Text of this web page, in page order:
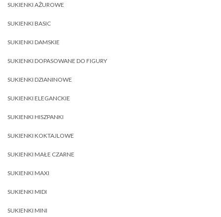
SUKIENKI AŻUROWE
SUKIENKI BASIC
SUKIENKI DAMSKIE
SUKIENKI DOPASOWANE DO FIGURY
SUKIENKI DZIANINOWE
SUKIENKI ELEGANCKIE
SUKIENKI HISZPANKI
SUKIENKI KOKTAJLOWE
SUKIENKI MAŁE CZARNE
SUKIENKI MAXI
SUKIENKI MIDI
SUKIENKI MINI